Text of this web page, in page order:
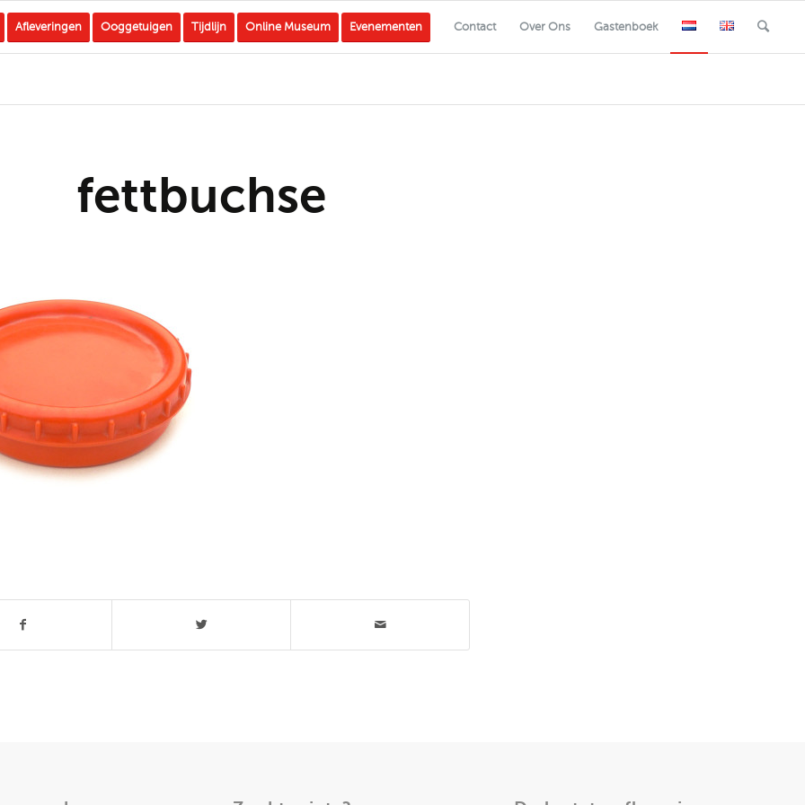
Afleveringen Ooggetuigen Tijdlijn Online Museum Evenementen Contact Over Ons Gastenboek
fettbuchse